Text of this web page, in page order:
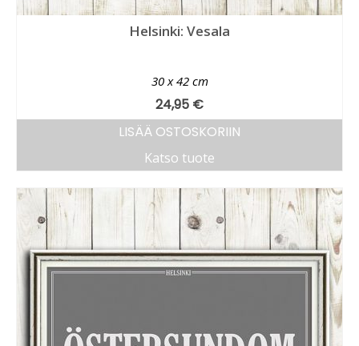
Helsinki: Vesala
30 x 42 cm
24,95 €
LISÄÄ OSTOSKORIIN
Katso tuote